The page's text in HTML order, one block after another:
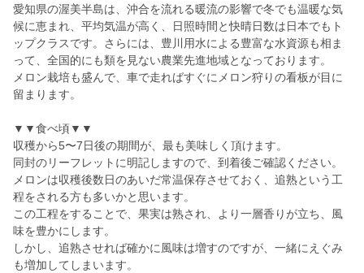
愛知県の渥美半島は、沖合を流れる暖流の影響で冬でも温暖な気
候に恵まれ、平均気温が高く、日照時間と快晴日数は日本でもト
ップクラスです。さらには、豊川用水による豊富な水資源も相ま
って、全国的にも類を見ない農業先進地域となっております。
メロン栽培も盛んで、車で走ればすぐにメロン狩りの看板が目に
留まります。
▼▼食べ頃▼▼
収穫から5〜7日後の期間が、最も美味しく頂けます。
同封のリーフレットに明記しますので、到着後ご確認ください。
メロンは収穫後数日のあいだ常温保存させておく、追熟という工
程をされる方も多いかと思います。
この工程をすることで、果実は熟され、より一層香りが立ち、風
味を豊かにします。
しかし、追熟させれば確かに風味は増すのですが、一緒にえぐみ
も増加してしまいます。